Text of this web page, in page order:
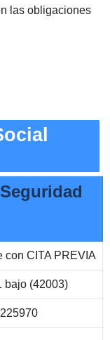
las obligaciones
con CITA PREVIA
bajo (42003)